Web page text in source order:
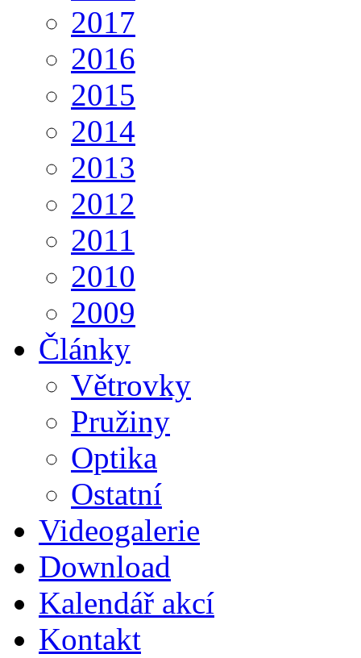
2017
2016
2015
2014
2013
2012
2011
2010
2009
Články
Větrovky
Pružiny
Optika
Ostatní
Videogalerie
Download
Kalendář akcí
Kontakt